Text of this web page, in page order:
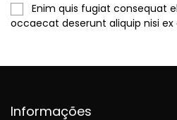
Enim quis fugiat consequat
occaecat deserunt aliquip nisi ex
Informações